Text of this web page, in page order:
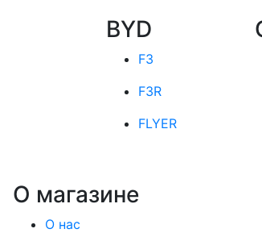
BYD
F3
F3R
FLYER
О магазине
О нас